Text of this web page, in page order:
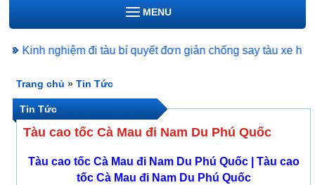
MENU
nghiệm đi tàu bí quyết đơn giản chống say tàu xe hiệu
Trang chủ »Tin Tức
Tin Tức
Tàu cao tốc Cà Mau đi Nam Du Phú Quốc
Tàu cao tốc Cà Mau đi Nam Du Phú Quốc | Tàu cao
tốc Cà Mau đi Nam Du Phú Quốc